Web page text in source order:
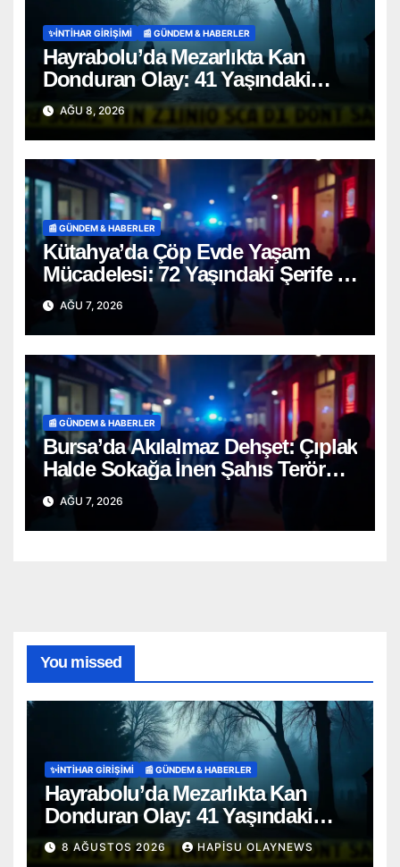
✨İNTIHAR GIRIŞIMI 📰 GÜNDEM & HABERLER
Hayrabolu’da Mezarlıkta Kan
Donduran Olay: 41 Yaşındaki
Şahıs Ağaca Asılı Bulundu
AĞU 8, 2026
📰 GÜNDEM & HABERLER
Kütahya’da Çöp Evde Yaşam
Mücadelesi: 72 Yaşındaki Şerife D.
Mucizevi Şekilde Kurtarıldı
AĞU 7, 2026
📰 GÜNDEM & HABERLER
Bursa’da Akılalmaz Dehşet: Çıplak
Halde Sokağa İnen Şahıs Terör
Estirdi!
AĞU 7, 2026
You missed
✨İNTIHAR GIRIŞIMI 📰 GÜNDEM & HABERLER
Hayrabolu’da Mezarlıkta Kan
Donduran Olay: 41 Yaşındaki
Şahıs Ağaca Asılı Bulundu
8 AĞUSTOS 2026 HAPISU OLAYNEWS